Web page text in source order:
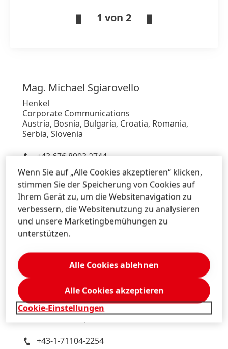
1 von 2
Mag. Michael Sgiarovello
Henkel
Corporate Communications
Austria, Bosnia, Bulgaria, Croatia, Romania,
Serbia, Slovenia
+43 676 8993 2744
michael.sgiarovello@henkel.com
Download Visitenkarte
Zu meiner Sammlung hinzufügen
Daniela Sykora
Corporate Communications
Brand PR
South East Europe
+43-1-71104-2254
Wenn Sie auf „Alle Cookies akzeptieren“ klicken,
stimmen Sie der Speicherung von Cookies auf
Ihrem Gerät zu, um die Websitenavigation zu
verbessern, die Websitenutzung zu analysieren
und unsere Marketingbemühungen zu
unterstützen.
Cookie-Einstellungen
Alle Cookies ablehnen
Alle Cookies akzeptieren